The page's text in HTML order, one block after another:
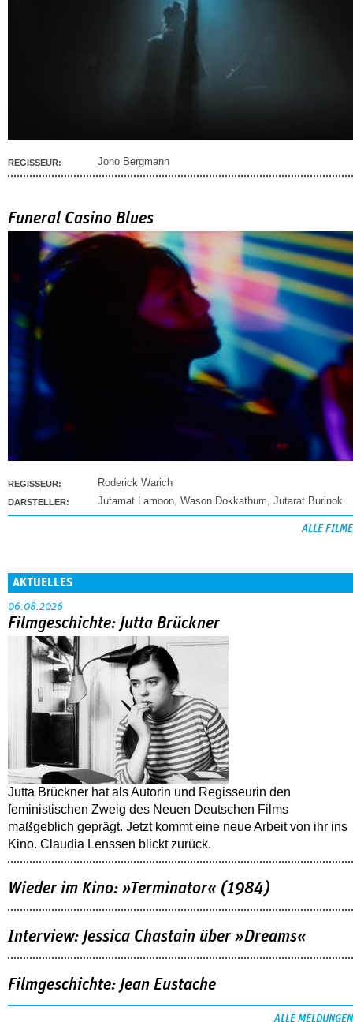
REGISSEUR: Jono Bergmann
Funeral Casino Blues
REGISSEUR: Roderick Warich
DARSTELLER: Jutamat Lamoon, Wason Dokkathum, Jutarat Burinok
ALLE FILME
AKTUELLES
06.08.2026
Filmgeschichte: Jutta Brückner
Jutta Brückner hat als Autorin und Regisseurin den
feministischen Zweig des Neuen Deutschen Films
maßgeblich geprägt. Jetzt kommt eine neue Arbeit von ihr ins
Kino. Claudia Lenssen blickt zurück.
Wieder im Kino: »Terminator« (1984)
Interview: Jessica Chastain über »Dreams«
Filmgeschichte: Jean Eustache
ALLE MELDUNGEN